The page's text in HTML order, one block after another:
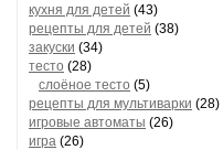
кухня для детей (43)
рецепты для детей (38)
закуски (34)
тесто (28)
слоёное тесто (5)
рецепты для мультиварки (28)
игровые автоматы (26)
игра (26)